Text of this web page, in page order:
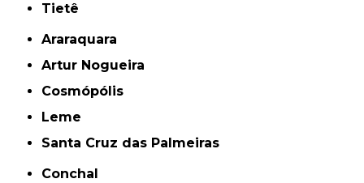
Tietê
Araraquara
Artur Nogueira
Cosmópólis
Leme
Santa Cruz das Palmeiras
Conchal